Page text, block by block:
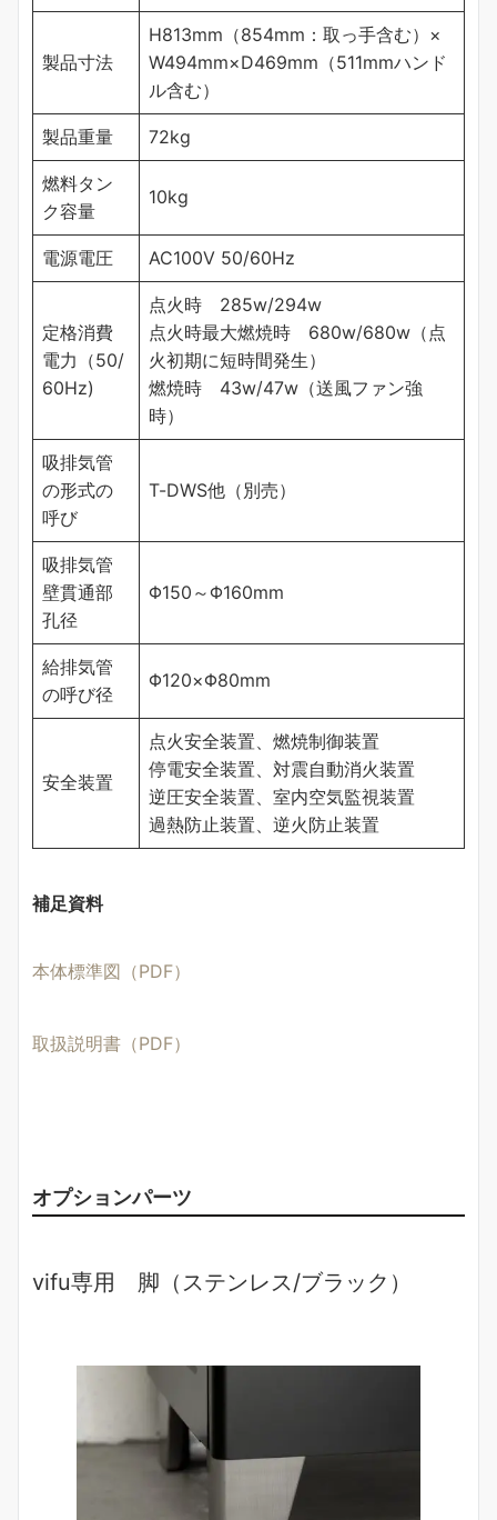
製品寸法
H813mm（854mm：取っ手含む）×
W494mm×D469mm（511mmハンド
ル含む）
製品重量 72kg
燃料タン
ク容量
10kg
電源電圧 AC100V 50/60Hz
定格消費
電力（50/
60Hz)
点火時 285w/294w
点火時最大燃焼時 680w/680w（点
火初期に短時間発生）
燃焼時 43w/47w（送風ファン強
時）
吸排気管
の形式の
呼び
T-DWS他（別売）
吸排気管
壁貫通部
孔径
Φ150～Φ160mm
給排気管
の呼び径
Φ120×Φ80mm
安全装置
点火安全装置、燃焼制御装置
停電安全装置、対震自動消火装置
逆圧安全装置、室内空気監視装置
過熱防止装置、逆火防止装置
補足資料
本体標準図（PDF）
取扱説明書（PDF）
オプションパーツ
vifu専用 脚（ステンレス/ブラック）